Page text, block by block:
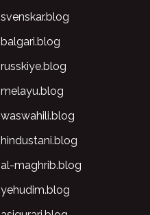
svenskar.blog
balgari.blog
russkiye.blog
melayu.blog
waswahili.blog
hindustani.blog
al-maghrib.blog
yehudim.blog